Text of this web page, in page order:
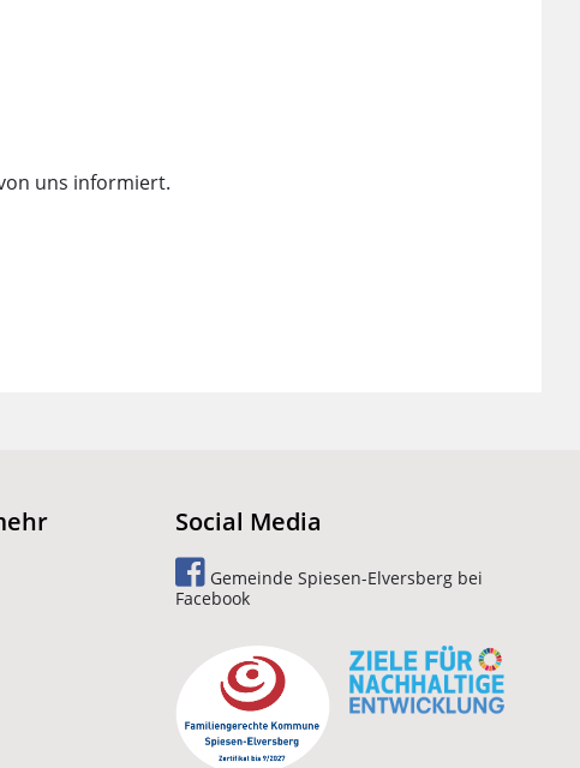
uns informiert.
Social Media
Gemeinde Spiesen-Elversberg bei
Facebook